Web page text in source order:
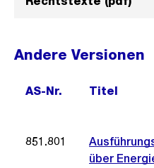
Andere Versionen
AS-Nr. Titel
851.801
über